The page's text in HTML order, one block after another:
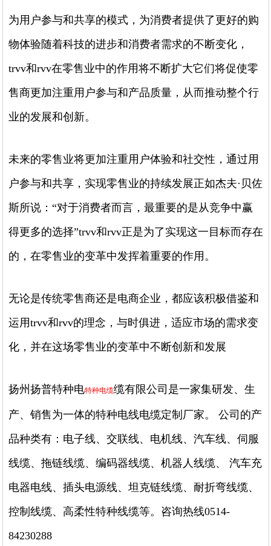
为用户参与和共享的模式，为消费者提供了更好的购
物体验随着科技的进步和消费者需求的不断变化，
trvv和rvv在零售业中的作用将不断扩大它们将促使零
售商更加注重用户参与和产品质量，从而推动整个行
业的发展和创新。
未来的零售业将更加注重用户体验和社交性，通过用
户参与和共享，实现零售业的持续发展正如杰夫·贝佐
斯所说：“对于消费者而言，最重要的是从竞争中赢
得更多的选择”trvv和rvv正是为了实现这一目标而存在
的，在零售业的变革中发挥着重要的作用。
无论是传统零售商还是电商企业，都应该积极借鉴和
运用trvv和rvv的理念，与时俱进，适应市场的需求变
化，并在这场零售业的变革中不断创新和发展
扬州扬普特种电特种电缆缆有限公司是一家集研发、生
产、销售为一体的特种电线电缆定制厂家。 公司的产
品种类有：电子线、交联线、电机线、汽车线、伺服
线缆、拖链线缆、编码器线缆、机器人线缆、 汽车充
电器电线、插头电源线、坦克链线缆、耐折弯线缆、
控制线缆、高柔性特种线缆等。咨询热线0514-
84230288